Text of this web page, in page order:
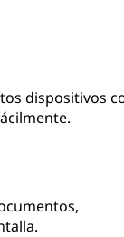
dispositivos